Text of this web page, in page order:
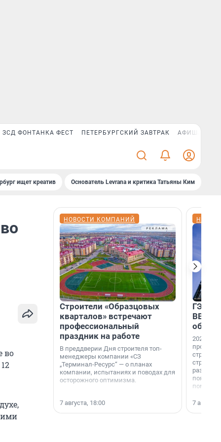
ЗСД ФОНТАНКА ФЕСТ ПЕТЕРБУРГСКИЙ ЗАВТРАК АФИША PLUS
ищет креатив Основатель Levrana и критика Татьяны Ким
во
НОВОСТИ КОМПАНИЙ
Строители «Образцовых
кварталов» встречают
профессиональный
праздник на работе
В преддверии Дня строителя топ-
менеджеры компании «СЗ
„Терминал-Ресурс“ — о планах
компании, испытаниях и поводах для
осторожного оптимизма.
7 августа, 18:00
ГЭС,
ВВП: в
об
2026-й —
раз. В
7